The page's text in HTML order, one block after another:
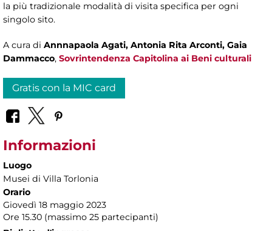
la più tradizionale modalità di visita specifica per ogni
singolo sito.
A cura di Annnapaola Agati, Antonia Rita Arconti, Gaia
Dammacco, Sovrintendenza Capitolina ai Beni culturali
Gratis con la MIC card
Informazioni
Luogo
Musei di Villa Torlonia
Orario
Giovedì 18 maggio 2023
Ore 15.30 (massimo 25 partecipanti)